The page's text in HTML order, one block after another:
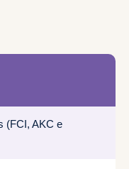
(FCI, AKC e